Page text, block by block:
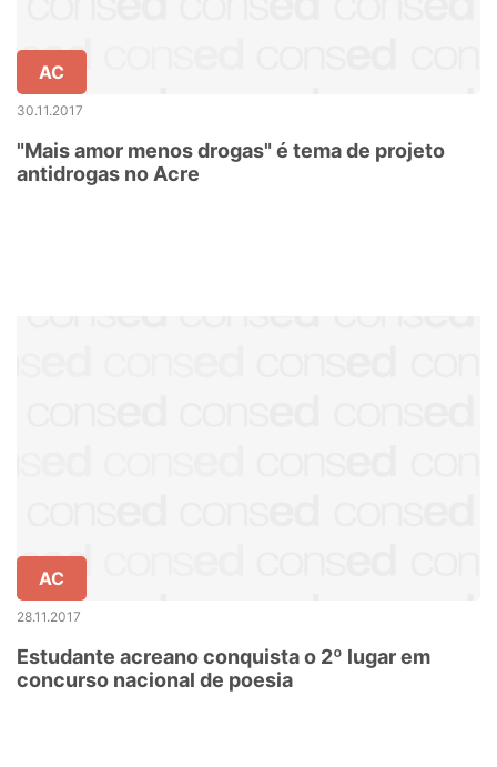
AC
30.11.2017
"Mais amor menos drogas" é tema de projeto
antidrogas no Acre
AC
28.11.2017
Estudante acreano conquista o 2º lugar em
concurso nacional de poesia